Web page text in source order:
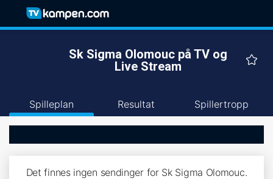
Sk Sigma Olomouc på TV og
Live Stream
Spilleplan Resultat Spillertropp
Det finnes ingen sendinger for Sk Sigma Olomouc.